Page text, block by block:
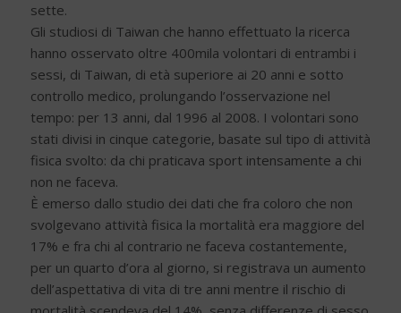
sette.
Gli studiosi di Taiwan che hanno effettuato la ricerca
hanno osservato oltre 400mila volontari di entrambi i
sessi, di Taiwan, di età superiore ai 20 anni e sotto
controllo medico, prolungando l’osservazione nel
tempo: per 13 anni, dal 1996 al 2008. I volontari sono
stati divisi in cinque categorie, basate sul tipo di attività
fisica svolto: da chi praticava sport intensamente a chi
non ne faceva.
È emerso dallo studio dei dati che fra coloro che non
svolgevano attività fisica la mortalità era maggiore del
17% e fra chi al contrario ne faceva costantemente,
per un quarto d’ora al giorno, si registrava un aumento
dell’aspettativa di vita di tre anni mentre il rischio di